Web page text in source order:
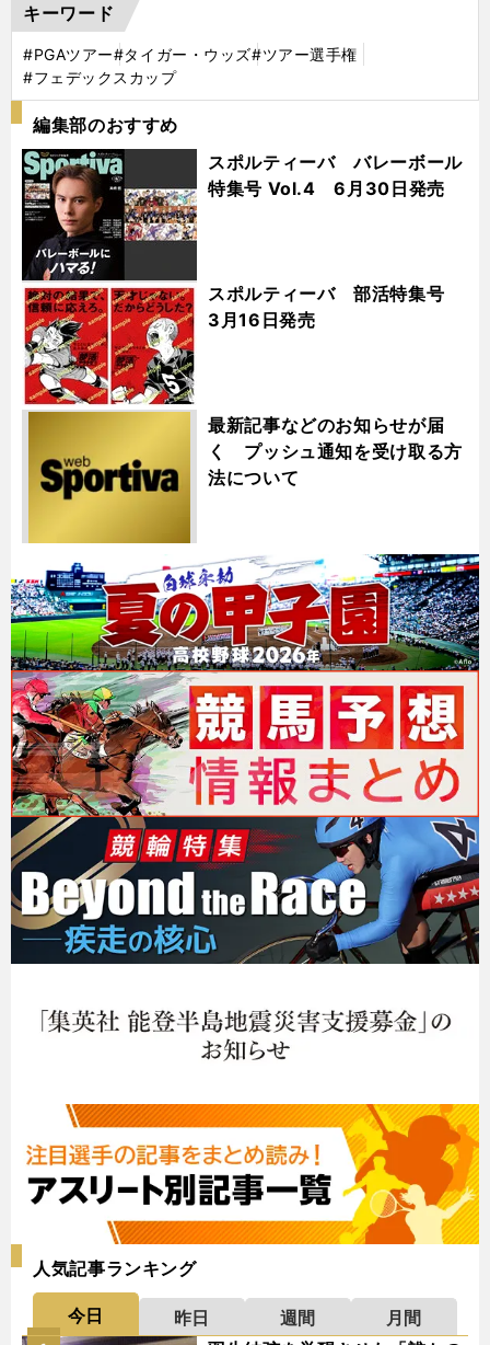
キーワード
#PGAツアー#タイガー・ウッズ#ツアー選手権
#フェデックスカップ
編集部のおすすめ
スポルティーバ バレーボール
特集号 Vol.4 6月30日発売
スポルティーバ 部活特集号
3月16日発売
最新記事などのお知らせが届
く プッシュ通知を受け取る方
法について
人気記事ランキング
今日 昨日 週間
月間